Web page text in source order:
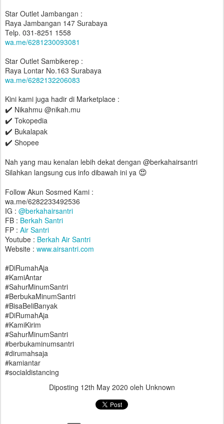
Star Outlet Jambangan :
Raya Jambangan 147 Surabaya
Telp. 031-8251 1558
wa.me/6281230093081
Star Outlet Sambikerep :
Raya Lontar No.163 Surabaya
wa.me/6282132206083
Kini kami juga hadir di Marketplace :
✔️ Nikahmu @nikah.mu
✔️ Tokopedia
✔️ Bukalapak
✔️ Shopee
Nah yang mau kenalan lebih dekat dengan @berkahairsantri
Silahkan langsung cus info dibawah ini ya 😍
Follow Akun Sosmed Kami :
wa.me/6282233492536
IG : @berkahairsantri
FB : Berkah Santri
FP : Air Santri
Youtube : Berkah Air Santri
Website : www.airsantri.com
#DiRumahAja
#KamiAntar
#SahurMinumSantri
#BerbukaMinumSantri
#BisaBeliBanyak
#DiRumahAja
#KamiKirim
#SahurMinumSantri
#berbukaminumsantri
#dirumahsaja
#kamiantar
#socialdistancing
Diposting 12th May 2020 oleh Unknown